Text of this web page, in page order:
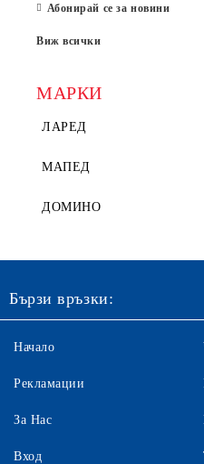
Абонирай се за новини
Виж всички
МАРКИ
ЛАРЕД
МАПЕД
ДОМИНО
Бързи връзки:
Начало
Рекламации
За Нас
Вход